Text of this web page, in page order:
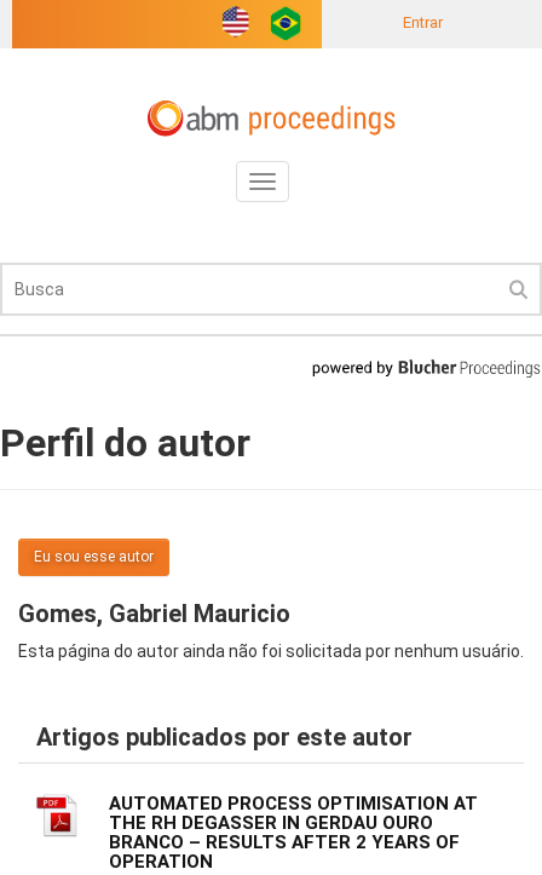
Entrar
Toggle
navigation
Perfil do autor
Eu sou esse autor
Gomes, Gabriel Mauricio
Esta página do autor ainda não foi solicitada por nenhum usuário.
Artigos publicados por este autor
AUTOMATED PROCESS OPTIMISATION AT
THE RH DEGASSER IN GERDAU OURO
BRANCO – RESULTS AFTER 2 YEARS OF
OPERATION